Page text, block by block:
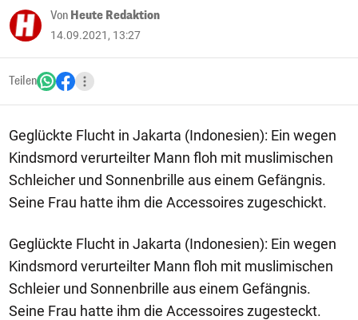
Von Heute Redaktion
14.09.2021, 13:27
Teilen
Geglückte Flucht in Jakarta (Indonesien): Ein wegen
Kindsmord verurteilter Mann floh mit muslimischen
Schleicher und Sonnenbrille aus einem Gefängnis.
Seine Frau hatte ihm die Accessoires zugeschickt.
Geglückte Flucht in Jakarta (Indonesien): Ein wegen
Kindsmord verurteilter Mann floh mit muslimischen
Schleier und Sonnenbrille aus einem Gefängnis.
Seine Frau hatte ihm die Accessoires zugesteckt.